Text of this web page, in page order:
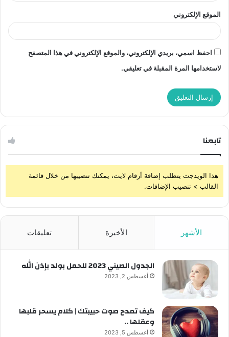
الموقع الإلكتروني
احفظ اسمي، بريدي الإلكتروني، والموقع الإلكتروني في هذا المتصفح
لاستخدامها المرة المقبلة في تعليقي.
تابعنا
هذا الويدجت يتطلب إضافة أرقام لايت، يمكنك تنصيبها من خلال قائمة
القالب > تنصيب الإضافات.
الأشهر الأخيرة تعليقات
الجدول الصيني 2023 للحمل بولد بإذن الله
أغسطس 2, 2023
كيف تمدح صوت حبيبتك | كلام يسحر قلبها
وعقلها ..
أغسطس 5, 2023